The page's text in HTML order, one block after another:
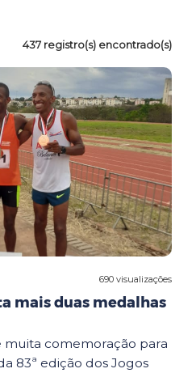
437 registro(s) encontrado(s)
690 visualizações
mais duas medalhas
muita comemoração para
83ª edição dos Jogos